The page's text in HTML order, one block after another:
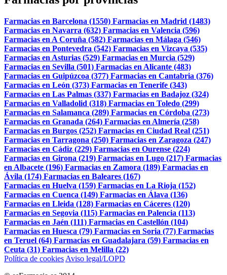
Farmacias en Barcelona (1550) Farmacias en Madrid (1483)
Farmacias en Navarra (632) Farmacias en Valencia (596)
Farmacias en A Coruña (582) Farmacias en Málaga (546)
Farmacias en Pontevedra (542) Farmacias en Vizcaya (535)
Farmacias en Asturias (529) Farmacias en Murcia (529)
Farmacias en Sevilla (501) Farmacias en Alicante (483)
Farmacias en Guipúzcoa (377) Farmacias en Cantabria (376)
Farmacias en León (373) Farmacias en Tenerife (343)
Farmacias en Las Palmas (337) Farmacias en Badajoz (324)
Farmacias en Valladolid (318) Farmacias en Toledo (299)
Farmacias en Salamanca (289) Farmacias en Córdoba (273)
Farmacias en Granada (264) Farmacias en Almería (258)
Farmacias en Burgos (252) Farmacias en Ciudad Real (251)
Farmacias en Tarragona (250) Farmacias en Zaragoza (247)
Farmacias en Cádiz (229) Farmacias en Ourense (224)
Farmacias en Girona (219) Farmacias en Lugo (217) Farmacias
en Albacete (196) Farmacias en Zamora (189) Farmacias en
Ávila (174) Farmacias en Baleares (167)
Farmacias en Huelva (159) Farmacias en La Rioja (152)
Farmacias en Cuenca (149) Farmacias en Álava (136)
Farmacias en Lleida (128) Farmacias en Cáceres (120)
Farmacias en Segovia (115) Farmacias en Palencia (113)
Farmacias en Jaén (111) Farmacias en Castellón (104)
Farmacias en Huesca (79) Farmacias en Soria (77) Farmacias
en Teruel (64) Farmacias en Guadalajara (59) Farmacias en
Ceuta (31) Farmacias en Melilla (22)
Política de cookies Aviso legal/LOPD